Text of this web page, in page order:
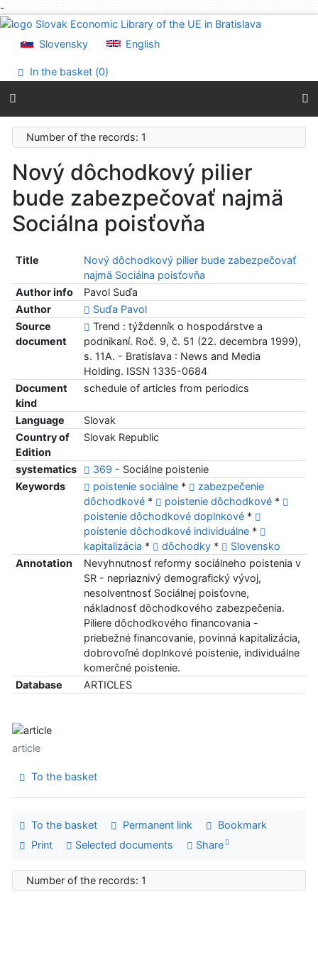
-
Go to content
Accessibility declaration
Slovensky English
In the basket (0)
Number of the records: 1
Nový dôchodkový pilier
bude zabezpečovať najmä
Sociálna poisťovňa
Title
Nový dôchodkový pilier bude zabezpečovať
najmä Sociálna poisťovňa
Author info
Pavol Suďa
Author
Suďa Pavol
Source
document
Trend : týždenník o hospodárstve a
podnikaní. Roč. 9, č. 51 (22. decembra 1999),
s. 11A. - Bratislava : News and Media
Holding. ISSN 1335-0684
Document
kind
schedule of articles from periodics
Language
Slovak
Country of
Edition
Slovak Republic
systematics 369 - Sociálne poistenie
Keywords
poistenie sociálne *
zabezpečenie
dôchodkové * poistenie dôchodkové *
poistenie dôchodkové doplnkové *
poistenie dôchodkové individuálne *
kapitalizácia * dôchodky *
Slovensko
Annotation
Nevyhnutnosť reformy sociálneho poistenia v
SR - nepriaznivý demografický vývoj,
nesolventnosť Sociálnej poisťovne,
nákladnosť dôchodkového zabezpečenia.
Piliere dôchodkového financovania -
priebežné financovanie, povinná kapitalizácia,
dobrovoľné doplnkové poistenie, individuálne
komerčné poistenie.
Database
ARTICLES
article
To the basket
To the basket Permanent link
Bookmark
Print
Selected documents Share
Number of the records: 1